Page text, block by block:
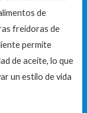
de
freidoras de
permite
de aceite, lo que
un estilo de vida